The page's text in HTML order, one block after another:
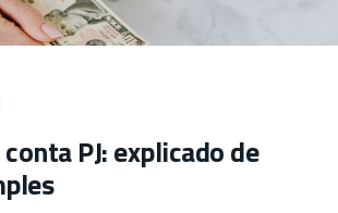
PJ: explicado de